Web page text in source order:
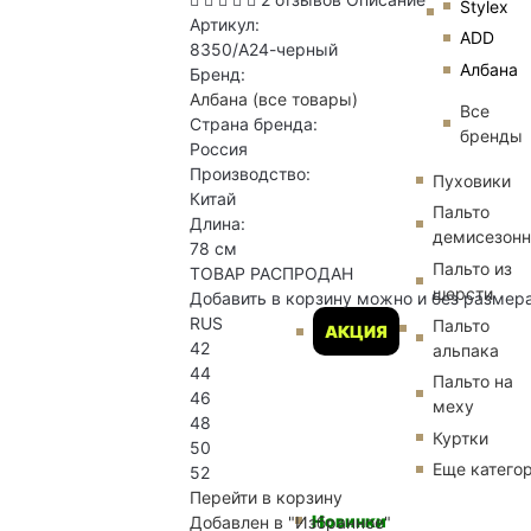
Stylex
ADD
Албана
Все
бренды
АКЦИЯ
Пуховики
Пальто
Пальто из
шерсти
Пальто
альпака
Пальто на
меху
Куртки
Еще
Новинки
Артикул:
8350/А24-черный
Бренд:
Албана (все товары)
Страна бренда:
Россия
Производство:
Китай
Длина:
78 см
ТОВАР РАСПРОДАН
Добавить в корзину можно и без
RUS
42
44
46
48
50
52
Перейти в корзину
Добавлен в "Избранное"